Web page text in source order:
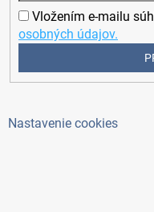
Vložením e-mailu
osobných údajov.
Nastavenie cookies